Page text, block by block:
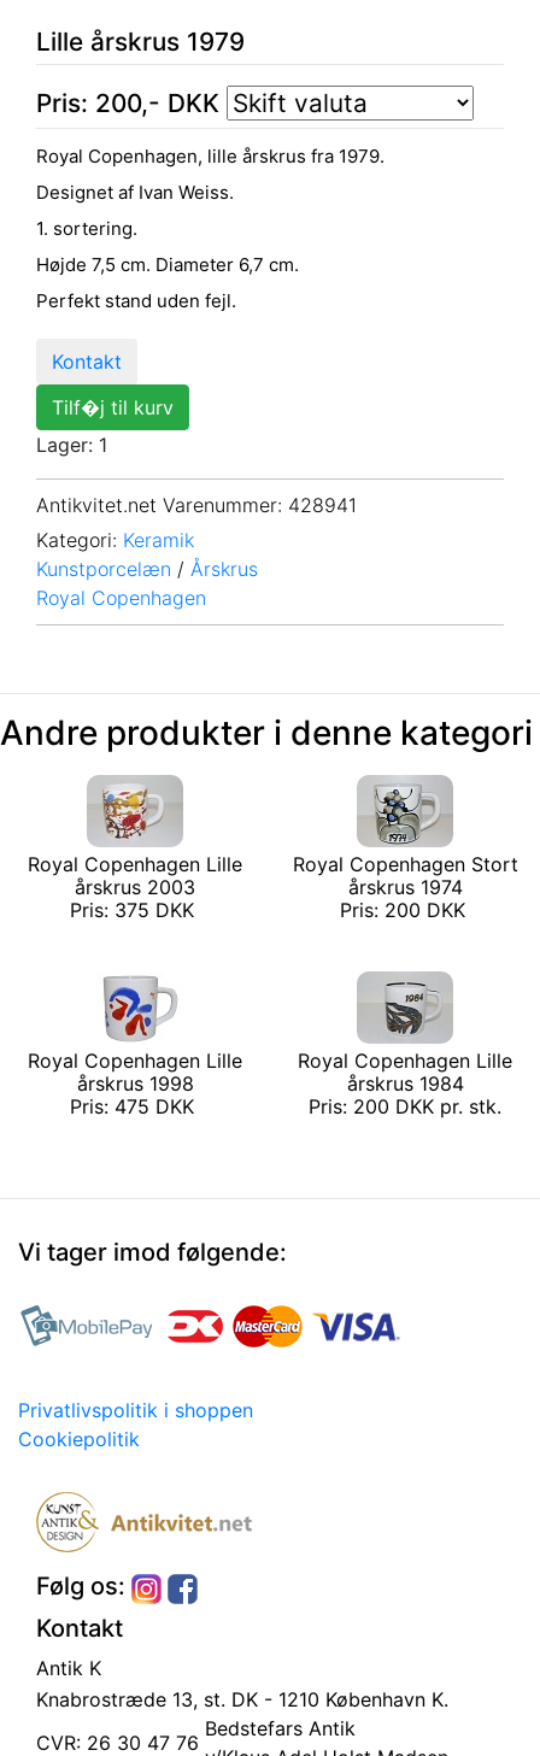
Lille årskrus 1979
Pris: 200,- DKK
Royal Copenhagen, lille årskrus fra 1979.
Designet af Ivan Weiss.
1. sortering.
Højde 7,5 cm. Diameter 6,7 cm.
Perfekt stand uden fejl.
Kontakt
Tilf�j til kurv
Lager: 1
Antikvitet.net Varenummer: 428941
Kategori: Keramik
Kunstporcelæn / Årskrus
Royal Copenhagen
Andre produkter i denne kategori
Royal Copenhagen Lille
årskrus 2003
Pris: 375 DKK
Royal Copenhagen Stort
årskrus 1974
Pris: 200 DKK
Royal Copenhagen Lille
årskrus 1998
Pris: 475 DKK
Royal Copenhagen Lille
årskrus 1984
Pris: 200 DKK pr. stk.
Vi tager imod følgende:
Privatlivspolitik i shoppen
Cookiepolitik
Følg os:
Kontakt
Antik K
Knabrostræde 13, st. DK - 1210 København K.
CVR: 26 30 47 76
Bedstefars Antik